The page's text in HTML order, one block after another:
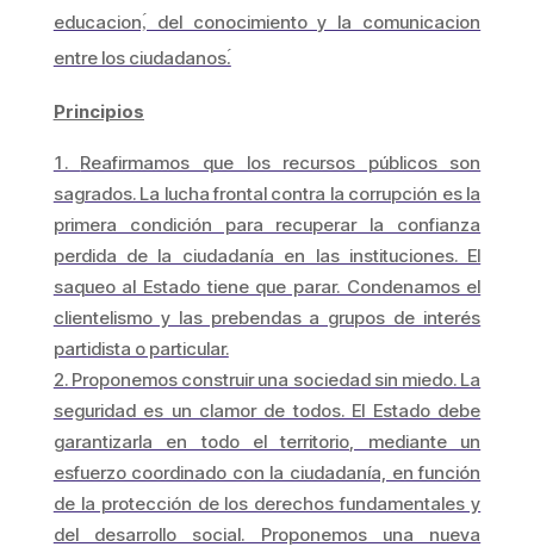
educacion,́ del conocimiento y la comunicacion
entre los ciudadanos.́
Principios
Reafirmamos que los recursos públicos son
sagrados. La lucha frontal contra la corrupción es la
primera condición para recuperar la confianza
perdida de la ciudadanía en las instituciones. El
saqueo al Estado tiene que parar. Condenamos el
clientelismo y las prebendas a grupos de interés
partidista o particular.
Proponemos construir una sociedad sin miedo. La
seguridad es un clamor de todos. El Estado debe
garantizarla en todo el territorio, mediante un
esfuerzo coordinado con la ciudadanía, en función
de la protección de los derechos fundamentales y
del desarrollo social. Proponemos una nueva